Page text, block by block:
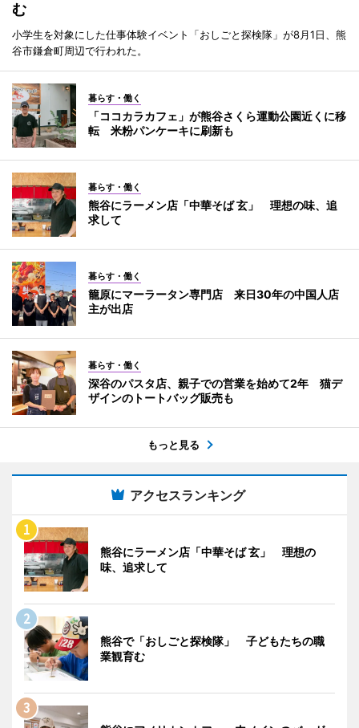
む
小学生を対象にした仕事体験イベント「おしごと探検隊」が8月1日、熊
谷市鎌倉町周辺で行われた。
暮らす・働く
「ココカラカフェ」が熊谷さくら運動公園近くに移
転 米粉パンケーキに刷新も
暮らす・働く
熊谷にラーメン店「中華そば 玄」 理想の味、追
求して
暮らす・働く
籠原にマーラータン専門店 来日30年の中国人店
主が出店
暮らす・働く
深谷のパスタ店、親子での営業を始めて2年 猫デ
ザインのトートバッグ販売も
もっと見る
アクセスランキング
熊谷にラーメン店「中華そば 玄」 理想の
味、追求して
熊谷で「おしごと探検隊」 子どもたちの職
業観育む